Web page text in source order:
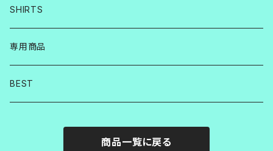
SHIRTS
専用商品
BEST
商品一覧に戻る